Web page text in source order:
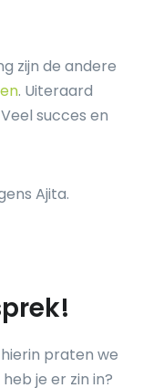
zijn de andere
. Uiteraard
succes en
Ajita.
praten we
je er zin in?